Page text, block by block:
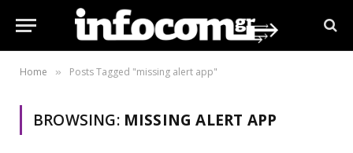
Home » Posts Tagged "missing alert app"
BROWSING: MISSING ALERT APP